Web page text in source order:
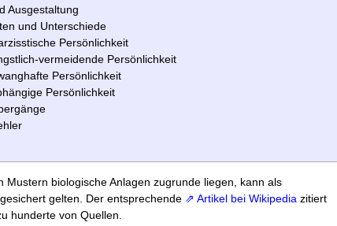
Ausgestaltung
und Unterschiede
Persönlichkeit
vermeidende Persönlichkeit
Persönlichkeit
Persönlichkeit
Mustern biologische Anlagen zugrunde liegen, kann als
gelten. Der entsprechende ⇗ Artikel bei Wikipedia zitiert
hunderte von Quellen.